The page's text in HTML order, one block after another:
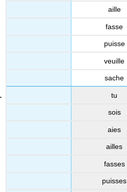
aille
fasse
puisse
veuille
sache
tu
sois
aies
ailles
fasses
puisses